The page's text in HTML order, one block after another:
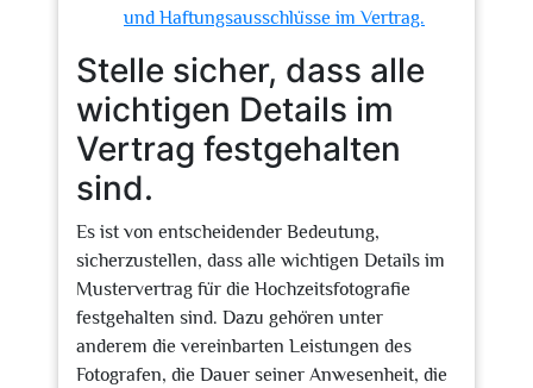
und Haftungsausschlüsse im Vertrag.
Stelle sicher, dass alle
wichtigen Details im
Vertrag festgehalten
sind.
Es ist von entscheidender Bedeutung,
sicherzustellen, dass alle wichtigen Details im
Mustervertrag für die Hochzeitsfotografie
festgehalten sind. Dazu gehören unter
anderem die vereinbarten Leistungen des
Fotografen, die Dauer seiner Anwesenheit, die